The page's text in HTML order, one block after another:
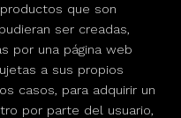
que son
ser creadas,
por una página web
a sus propios
casos, para adquirir un
por parte del usuario,